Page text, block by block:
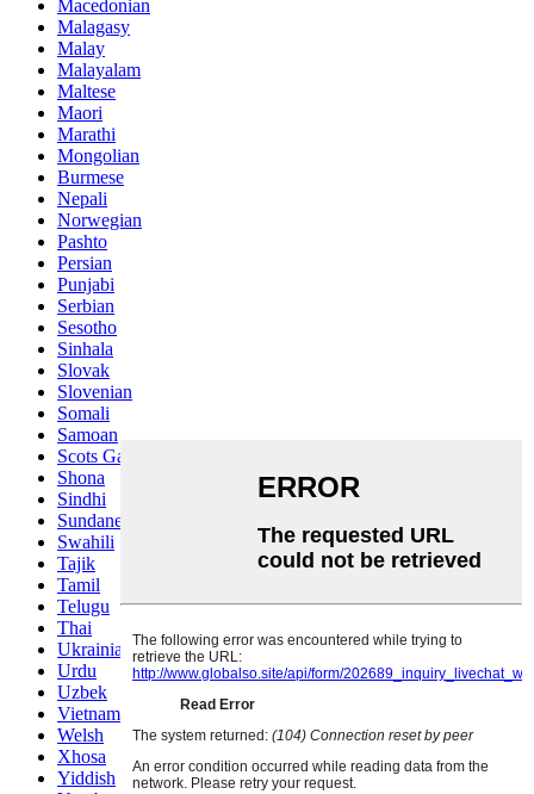
Macedonian
Malagasy
Malay
Malayalam
Maltese
Maori
Marathi
Mongolian
Burmese
Nepali
Norwegian
Pashto
Persian
Punjabi
Serbian
Sesotho
Sinhala
Slovak
Slovenian
Somali
Samoan
Scots Gaelic
Shona
Sindhi
Sundanese
Swahili
Tajik
Tamil
Telugu
Thai
Ukrainian
Urdu
Uzbek
Vietnamese
Welsh
Xhosa
Yiddish